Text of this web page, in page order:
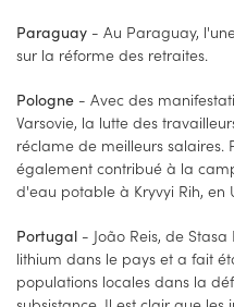
Paraguay - Au Paraguay,
sur la réforme des retraites.
Pologne - Avec des
Varsovie, la lutte des
réclame de meilleurs salaires.
également contribué à la
d'eau potable à Kryvyi Rih, en
Portugal - João Reis, de
lithium dans le pays et a fait
populations locales dans la